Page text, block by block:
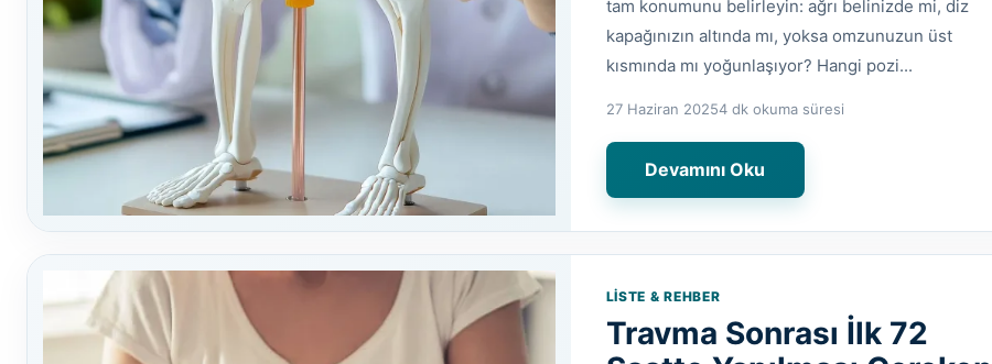
tam konumunu belirleyin: ağrı belinizde mi, diz
kapağınızın altında mı, yoksa omzunuzun üst
kısmında mı yoğunlaşıyor? Hangi pozi...
27 Haziran 20254 dk okuma süresi
Devamını Oku
LISTE & REHBER
Travma Sonrası İlk 72